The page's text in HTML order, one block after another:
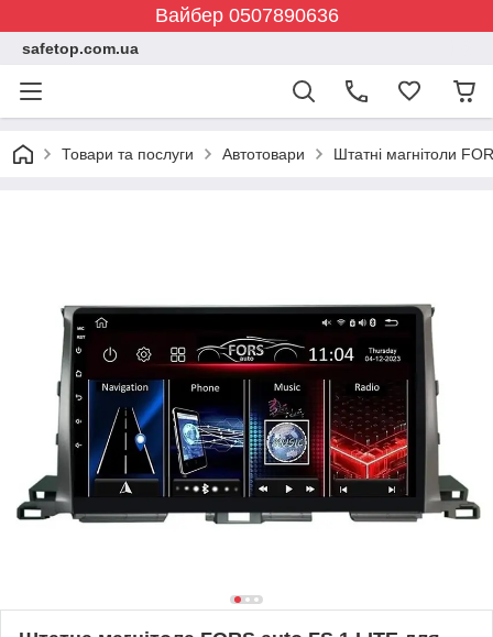
Вайбер 0507890636
safetop.com.ua
Товари та послуги Автотовари Штатні магнітоли